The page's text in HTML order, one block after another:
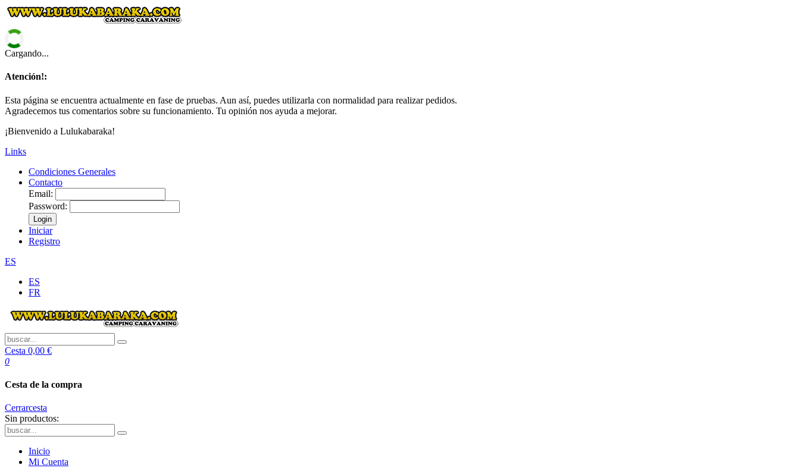
Cargando...
Atención!:
Esta página se encuentra actualmente en fase de pruebas. Aun así, puedes utilizarla con normalidad para realizar pedidos.
Agradecemos tus comentarios sobre su funcionamiento. Tu opinión nos ayuda a mejorar.
¡Bienvenido a Lulukabaraka!
Links
Condiciones Generales
Contacto
Email:
Password:
Login
Iniciar
Registro
ES
ES
FR
Cesta 0,00 €
0
Cesta de la compra
Cerrarcesta
Sin productos:
Inicio
Mi Cuenta